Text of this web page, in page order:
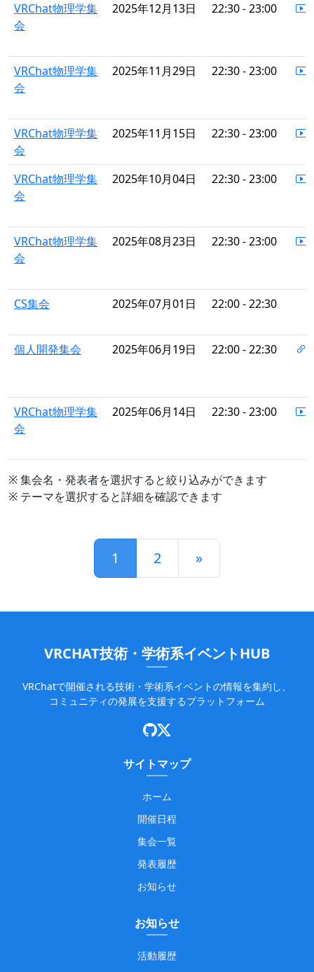
VRChat物理学集
会
2025年12月13日 22:30 - 23:00
VRChat物理学集
会
2025年11月29日 22:30 - 23:00
VRChat物理学集
会
2025年11月15日 22:30 - 23:00
VRChat物理学集
会
2025年10月04日 22:30 - 23:00
VRChat物理学集
会
2025年08月23日 22:30 - 23:00
CS集会 2025年07月01日 22:00 - 22:30
個人開発集会 2025年06月19日 22:00 - 22:30
VRChat物理学集
会
2025年06月14日 22:30 - 23:00
※ 集会名・発表者を選択すると絞り込みができます
※ テーマを選択すると詳細を確認できます
1 2 »
VRCHAT技術・学術系イベントHUB
VRChatで開催される技術・学術系イベントの情報を集約し、
コミュニティの発展を支援するプラットフォーム
サイトマップ
ホーム
開催日程
集会一覧
発表履歴
お知らせ
お知らせ
活動履歴